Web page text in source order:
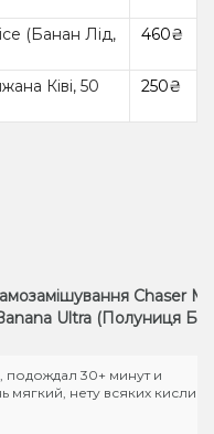
(Банан Лід,
460₴
Ківі, 50
250₴
Chaser Mix
Ultra (Полуниця Банан,
30+ минут и
нету всяких кислинок, и